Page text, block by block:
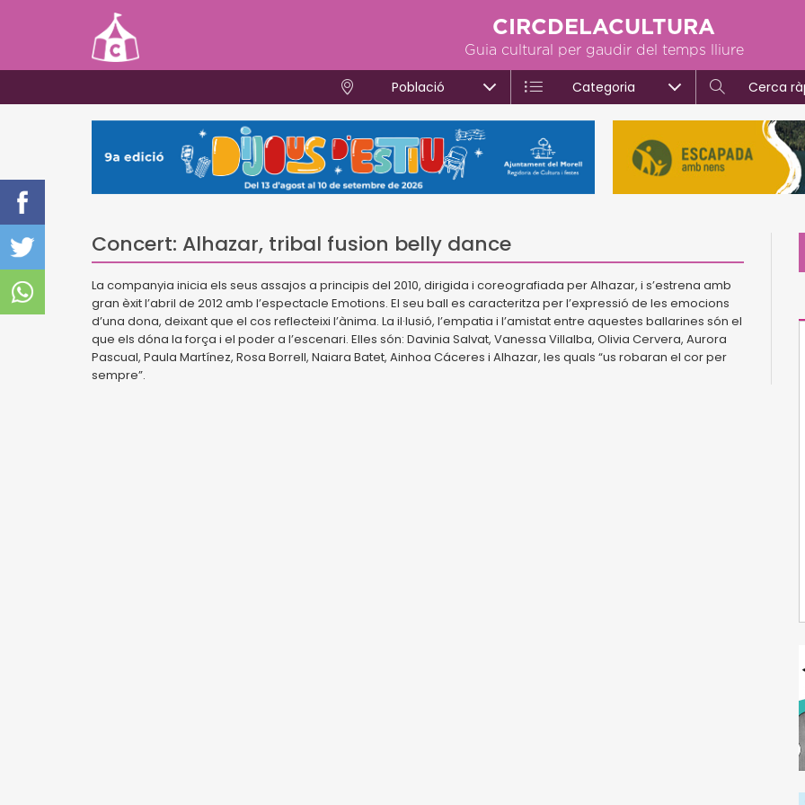
CIRCDELACULTURA
Guia cultural per gaudir del temps lliure
Població Categoria Cerca
Concert: Alhazar, tribal fusion belly dance
La companyia inicia els seus assajos a principis del 2010, dirigida i coreografiada per Alhazar, i s’estrena amb
gran èxit l’abril de 2012 amb l’espectacle Emotions. El seu ball es caracteritza per l’expressió de les emocions
d’una dona, deixant que el cos reflecteixi l’ànima. La il·lusió, l’empatia i l’amistat entre aquestes ballarines són el
que els dóna la força i el poder a l’escenari. Elles són: Davinia Salvat, Vanessa Villalba, Olivia Cervera, Aurora
Pascual, Paula Martínez, Rosa Borrell, Naiara Batet, Ainhoa Cáceres i Alhazar, les quals “us robaran el cor per
sempre”.